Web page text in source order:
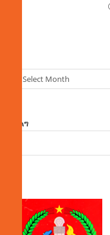
Select Month
ፈልግ